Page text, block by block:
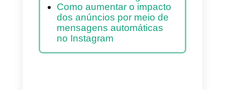
implementar mensagens
automáticas no Instagram
1. Retenção do orçamento
publicitário